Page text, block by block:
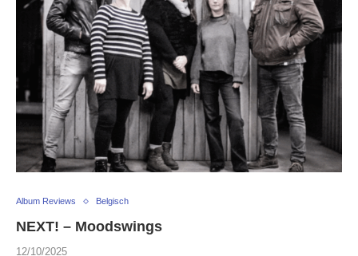
Album Reviews Belgisch
NEXT! – Moodswings
12/10/2025